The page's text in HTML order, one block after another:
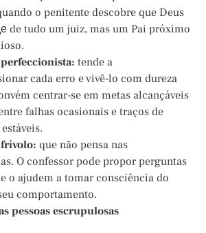
o penitente descobre que Deus
de tudo um juiz, mas um Pai próximo
tende a
cada erro e vivê-lo com dureza
centrar-se em metas alcançáveis
falhas ocasionais e traços de
que não pensa nas
O confessor pode propor perguntas
o ajudem a tomar consciência do
comportamento.
pessoas escrupulosas